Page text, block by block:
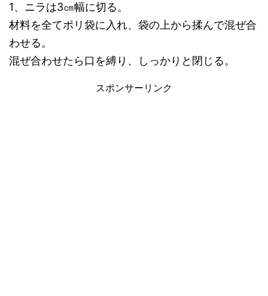
1、ニラは3㎝幅に切る。
材料を全てポリ袋に入れ、袋の上から揉んで混ぜ合
わせる。
混ぜ合わせたら口を縛り、しっかりと閉じる。
スポンサーリンク